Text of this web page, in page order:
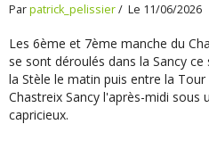
Parpatrick_pelissier Le 11/06/2026
Les 6ème et 7ème manche du
se sont déroulés dans la Sancy
la Stèle le matin puis entre la
Chastreix Sancy l'après-midi sous
capricieux.